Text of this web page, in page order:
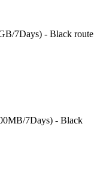
7Days) - Black route
7Days) - Black